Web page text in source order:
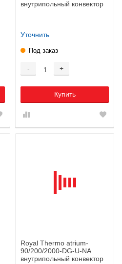
внутрипольный конвектор
Уточнить
Под заказ
- +
Купить
Royal Thermo atrium-
90/200/2000-DG-U-NA
внутрипольный конвектор